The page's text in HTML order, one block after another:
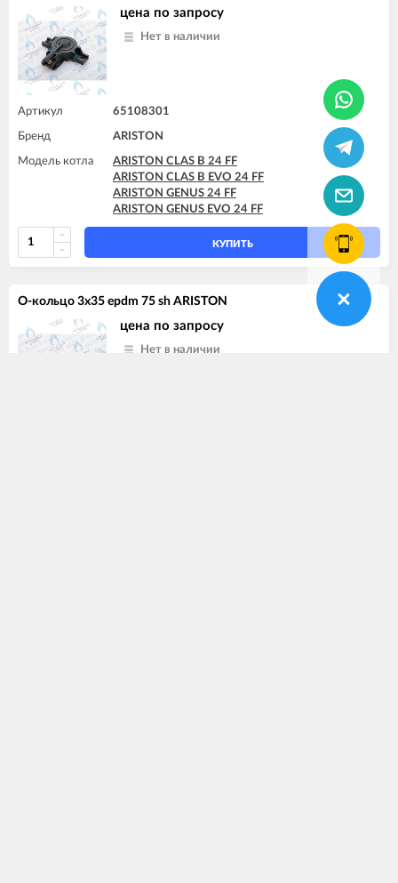
ARISTON CLAS EVO SYSTEM 24 FF
ARISTON CLAS EVO SYSTEM 32 FF
ARISTON CLAS SYSTEM 32 FF
ARISTON GENUS 24 FF
ARISTON GENUS 28 FF
ARISTON GENUS 32 FF
ARISTON GENUS 35 FF
ARISTON GENUS 36 FF
ARISTON GENUS EVO 24 FF
ARISTON GENUS EVO 32 FF
цена по запросу
Нет в наличии
Артикул 65108301
Бренд ARISTON
Модель котла
ARISTON CLAS B 24 FF
ARISTON CLAS B EVO 24 FF
ARISTON GENUS 24 FF
ARISTON GENUS EVO 24 FF
КУПИТЬ
О-кольцо 3x35 epdm 75 sh ARISTON
цена по запросу
Нет в наличии